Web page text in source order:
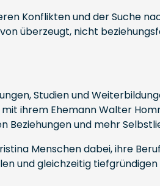
Konflikten und der Suche
überzeugt, nicht
Studien und
ihrem Ehemann Walter
Beziehungen und mehr
Menschen dabei, ihre
und gleichzeitig